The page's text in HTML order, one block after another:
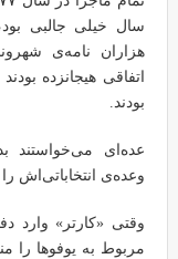
سال خیلی جالبی
هزاران نامه‌ی
اتفاقی هیجانزده
بودند.
عده‌ای می‌خواستند
وعده‌ی انتخاباتی‌اش
وقتی «کارتر» وارد
مربوط به یوفوها را